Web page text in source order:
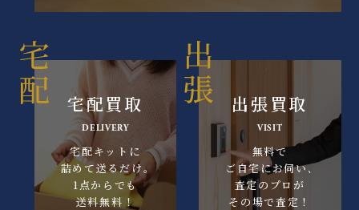
宅配買取
DELIVERY
宅配キットに
詰めて送るだけ｡
1点からでも
送料無料！
出張買取
VISIT
無料で
ご自宅にお伺い､
査定のプロが
その場で査定！